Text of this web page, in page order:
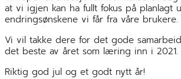
at vi igjen kan ha fullt fokus på planlagt
endringsønskene vi får fra våre brukere.
Vi vil takke dere for det gode
det beste av året som læring inn i 2021.
Riktig god jul og et godt nytt år!